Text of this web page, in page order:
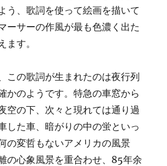
う、歌詞を使って絵画を描いて
ーサーの作風が最も色濃く出た
ます。
この歌詞が生まれたのは夜行列
かのようです。特急の車窓から
空の下、次々と現れては通り過
した車、暗がりの中の蛍といっ
の変哲もないアメリカの風景
の心象風景を重合わせ、85年余